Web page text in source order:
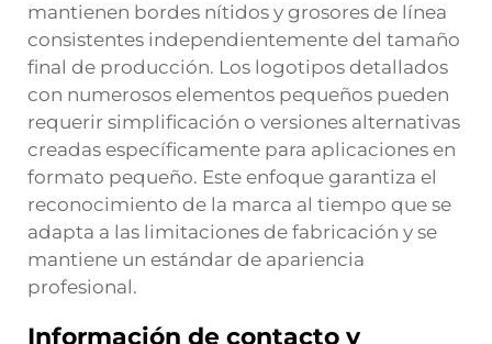
mantienen bordes nítidos y grosores de línea
consistentes independientemente del tamaño
final de producción. Los logotipos detallados
con numerosos elementos pequeños pueden
requerir simplificación o versiones alternativas
creadas específicamente para aplicaciones en
formato pequeño. Este enfoque garantiza el
reconocimiento de la marca al tiempo que se
adapta a las limitaciones de fabricación y se
mantiene un estándar de apariencia
profesional.
Información de contacto y